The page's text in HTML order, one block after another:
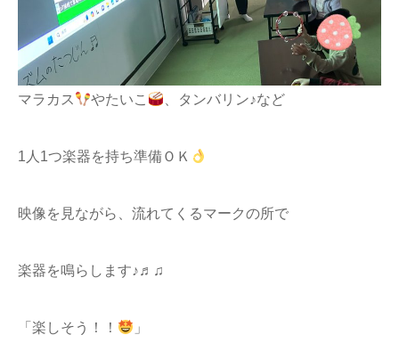
マラカス やたいこ 、タンバリン♪など
1人1つ楽器を持ち準備ＯＫ
映像を見ながら、流れてくるマークの所で
楽器を鳴らします♪♬♫
「楽しそう！！ 」